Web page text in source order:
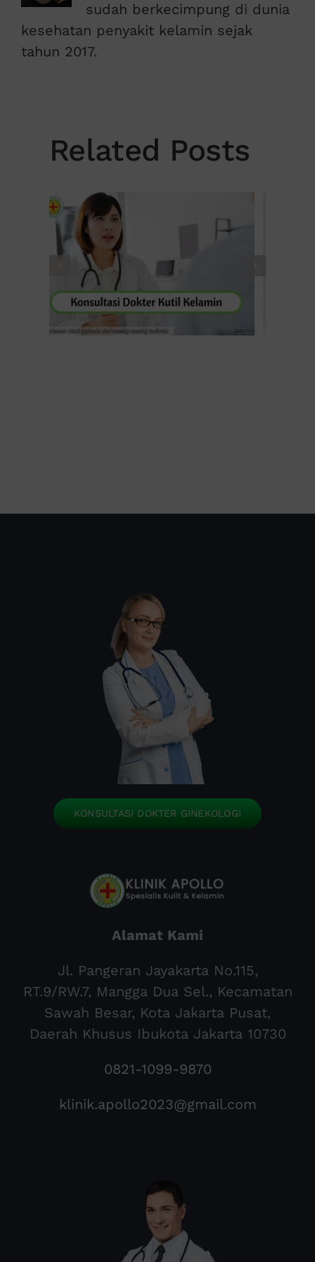
sudah berkecimpung di dunia
kesehatan penyakit kelamin sejak
tahun 2017.
Related Posts
KONSULTASI DOKTER GINEKOLOGI
Alamat Kami
Jl. Pangeran Jayakarta No.115,
RT.9/RW.7, Mangga Dua Sel., Kecamatan
Sawah Besar, Kota Jakarta Pusat,
Daerah Khusus Ibukota Jakarta 10730
0821-1099-9870
klinik.apollo2023@gmail.com